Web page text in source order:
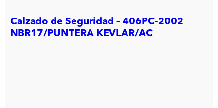
Calzado de Seguridad – 406PC-2002
NBR17/PUNTERA KEVLAR/AC